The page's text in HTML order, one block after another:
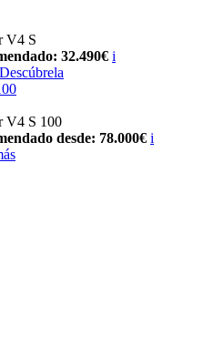
V4 S
32.490€ i
Descúbrela
V4 S 100
desde: 78.000€ i